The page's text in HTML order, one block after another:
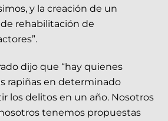
y la creación de un
rehabilitación de
dijo que “hay quienes
rapiñas en determinado
los delitos en un año. Nosotros
tenemos propuestas